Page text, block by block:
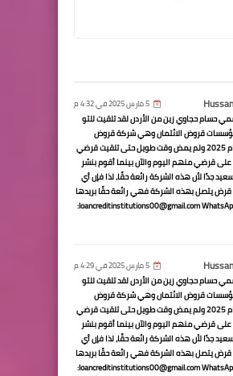
يحتاج محرك
قل غسلها أو
والفرامل والبواجي
بعد استبدال
وكيف
5 مارس 2025 في 4:32 م
حسام حجاوي زين من الأردن لقد تلقيت للتو
قروض الائتمان وهي شركة قروض
شرعية جديدة لعام 2025 ولم يمض وقت طويل حتى تلقيت قرضي
قرضي منهم اليوم والآن بينما أقوم بنشر
جدًا لأن هذه الشركة رائعة حقًا، لذا فإن أي
يتصل بهذه الشركة فهي رائعة حقًا بريدها
5 مارس 2025 في 4:29 م
حسام حجاوي زين من الأردن لقد تلقيت للتو
قروض الائتمان وهي شركة قروض
شرعية جديدة لعام 2025 ولم يمض وقت طويل حتى تلقيت قرضي
قرضي منهم اليوم والآن بينما أقوم بنشر
جدًا لأن هذه الشركة رائعة حقًا، لذا فإن أي
يتصل بهذه الشركة فهي رائعة حقًا بريدها